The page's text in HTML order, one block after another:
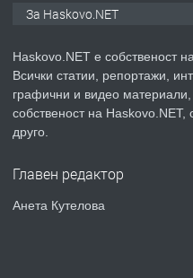
ПРЕДЛАГА
№4119
За Haskovo.NET
Haskovo.NET е
Всички статии, репортажи,
графични и видео материали,
собственост на
друго.
Главен редактор
Анета Кутелова